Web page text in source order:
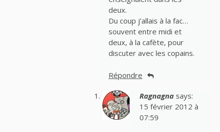
deux.
Du coup j’allais à la fac…
souvent entre midi et
deux, à la cafète, pour
discuter avec les copains.
Répondre
Ragnagna says:
15 février 2012 à
07:59